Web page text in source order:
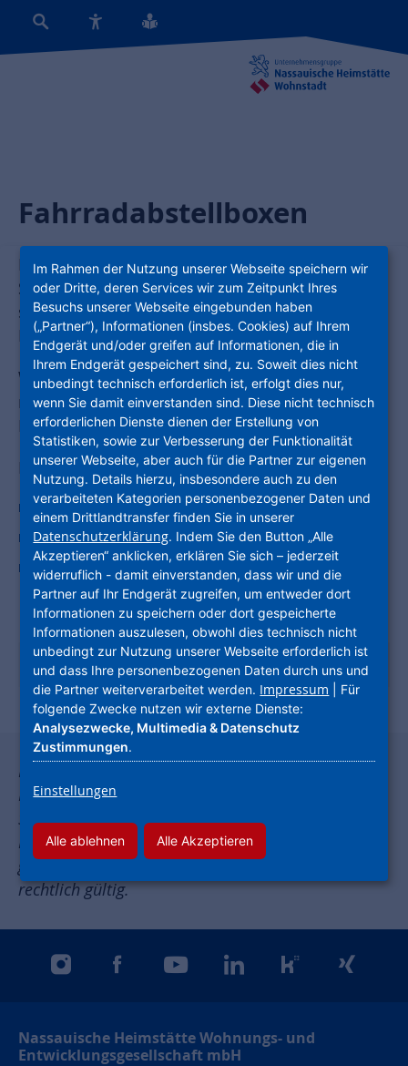
Fahrradabstellboxen
Ein Fahrrad ist perfekt für kurze Wege in der
Stadt. Wir sorgen dafür, dass Sie Ihr Fahrrad
sicher abstellen können. Vor der Tür gibt es
Fahrradboxen, die Sie abschließen können.
Wir bieten Fahrradboxen an. Die Boxen kosten
mindestens10 Euroim Monat. Sie können die
Fahrradboxen über Ihr Servicecenter buchen.
Die Boxen sorgen für:
Schutz vor Diebstahl
Schutz vor Beschädigung
Schutz vor Sonnenstrahlen, Regen und
Schmutz.
Nach einer Fahrradabstellbox fragen.
Dieser Text ist in Einfacher Sprache geschrieben.
Dafür haben wir ein Computer-Programm von
SUMM AI (https://summ-ai.com/) benutzt.
Menschen mit Behinderungen haben den Text nicht
geprüft. Bitte beachten Sie: Nur der Originaltext ist
rechtlich gültig.
instagramfacebookyoutubelinkedinkununuxing
Nassauische Heimstätte Wohnungs- und
Entwicklungsgesellschaft mbH
Im Rahmen der Nutzung unserer Webseite speichern wir
oder Dritte, deren Services wir zum Zeitpunkt Ihres
Besuchs unserer Webseite eingebunden haben
(„Partner“), Informationen (insbes. Cookies) auf Ihrem
Endgerät und/oder greifen auf Informationen, die in
Ihrem Endgerät gespeichert sind, zu. Soweit dies nicht
unbedingt technisch erforderlich ist, erfolgt dies nur,
wenn Sie damit einverstanden sind. Diese nicht technisch
erforderlichen Dienste dienen der Erstellung von
Statistiken, sowie zur Verbesserung der Funktionalität
unserer Webseite, aber auch für die Partner zur eigenen
Nutzung. Details hierzu, insbesondere auch zu den
verarbeiteten Kategorien personenbezogener Daten und
einem Drittlandtransfer finden Sie in unserer
Datenschutzerklärung. Indem Sie den Button „Alle
Akzeptieren“ anklicken, erklären Sie sich – jederzeit
widerruflich - damit einverstanden, dass wir und die
Partner auf Ihr Endgerät zugreifen, um entweder dort
Informationen zu speichern oder dort gespeicherte
Informationen auszulesen, obwohl dies technisch nicht
unbedingt zur Nutzung unserer Webseite erforderlich ist
und dass Ihre personenbezogenen Daten durch uns und
die Partner weiterverarbeitet werden. Impressum | Für
folgende Zwecke nutzen wir externe Dienste:
Analysezwecke, Multimedia & Datenschutz
Zustimmungen.
Einstellungen
Alle ablehnen Alle Akzeptieren